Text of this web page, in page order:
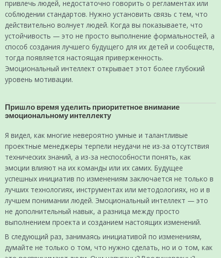
привлечь людей, недостаточно говорить о регламентах или
соблюдении стандартов. Нужно установить связь с тем, что
действительно волнует людей. Когда вы показываете, что
устойчивость — это не просто выполнение формальностей, а
способ создания лучшего будущего для их детей и сообществ,
тогда появляется настоящая приверженность.
Эмоциональный интеллект открывает этот более глубокий
уровень мотивации.
Пришло время уделить приоритетное внимание
эмоциональному интеллекту
Я видел, как многие невероятно умные и талантливые
проектные менеджеры терпели неудачи не из-за отсутствия
технических знаний, а из-за неспособности понять, как
эмоции влияют на их команды или их самих. Будущее
успешных инициатив по изменениям заключается не только в
лучших технологиях, инструментах или методологиях, но и в
лучшем понимании людей. Эмоциональный интеллект — это
не дополнительный навык, а разница между просто
выполнением проекта и созданием настоящих изменений.
В следующий раз, занимаясь инициативой по изменениям,
думайте не только о том, что нужно сделать, но и о том, как